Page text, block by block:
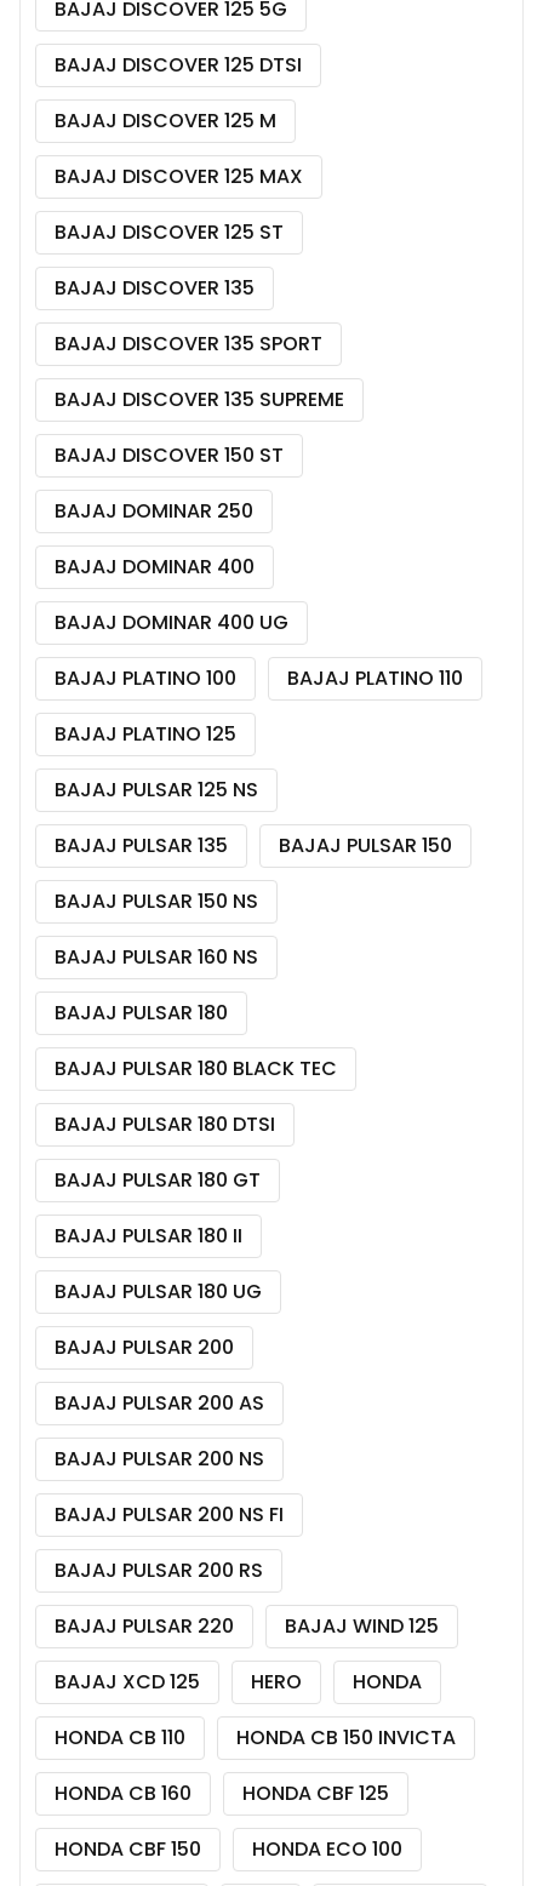
BAJAJ DISCOVER 125 5G
BAJAJ DISCOVER 125 DTSI
BAJAJ DISCOVER 125 M
BAJAJ DISCOVER 125 MAX
BAJAJ DISCOVER 125 ST
BAJAJ DISCOVER 135
BAJAJ DISCOVER 135 SPORT
BAJAJ DISCOVER 135 SUPREME
BAJAJ DISCOVER 150 ST
BAJAJ DOMINAR 250
BAJAJ DOMINAR 400
BAJAJ DOMINAR 400 UG
BAJAJ PLATINO 100
BAJAJ PLATINO 110
BAJAJ PLATINO 125
BAJAJ PULSAR 125 NS
BAJAJ PULSAR 135
BAJAJ PULSAR 150
BAJAJ PULSAR 150 NS
BAJAJ PULSAR 160 NS
BAJAJ PULSAR 180
BAJAJ PULSAR 180 BLACK TEC
BAJAJ PULSAR 180 DTSI
BAJAJ PULSAR 180 GT
BAJAJ PULSAR 180 II
BAJAJ PULSAR 180 UG
BAJAJ PULSAR 200
BAJAJ PULSAR 200 AS
BAJAJ PULSAR 200 NS
BAJAJ PULSAR 200 NS FI
BAJAJ PULSAR 200 RS
BAJAJ PULSAR 220
BAJAJ WIND 125
BAJAJ XCD 125
HERO
HONDA
HONDA CB 110
HONDA CB 150 INVICTA
HONDA CB 160
HONDA CBF 125
HONDA CBF 150
HONDA ECO 100